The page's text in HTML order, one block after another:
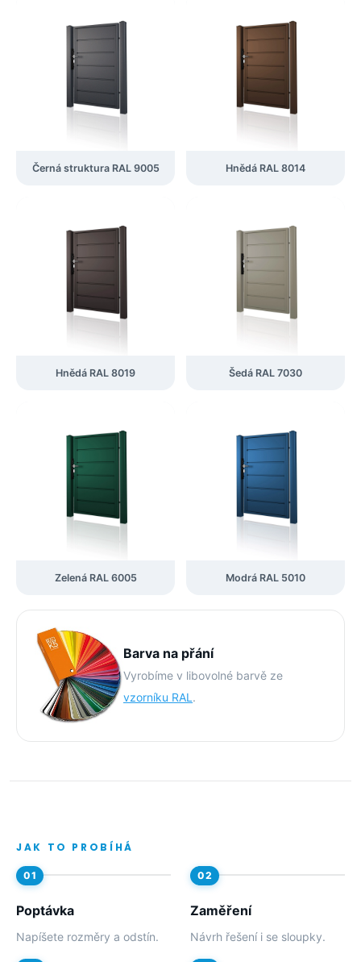
Černá struktura RAL 9005 Hnědá RAL 8014
Hnědá RAL 8019 Šedá RAL 7030
Zelená RAL 6005 Modrá RAL 5010
Barva na přání
Vyrobíme v libovolné barvě ze
vzorníku RAL .
JAK TO PROBÍHÁ
Poptávka
Napíšete rozměry a odstín.
Zaměření
Návrh řešení i se sloupky.